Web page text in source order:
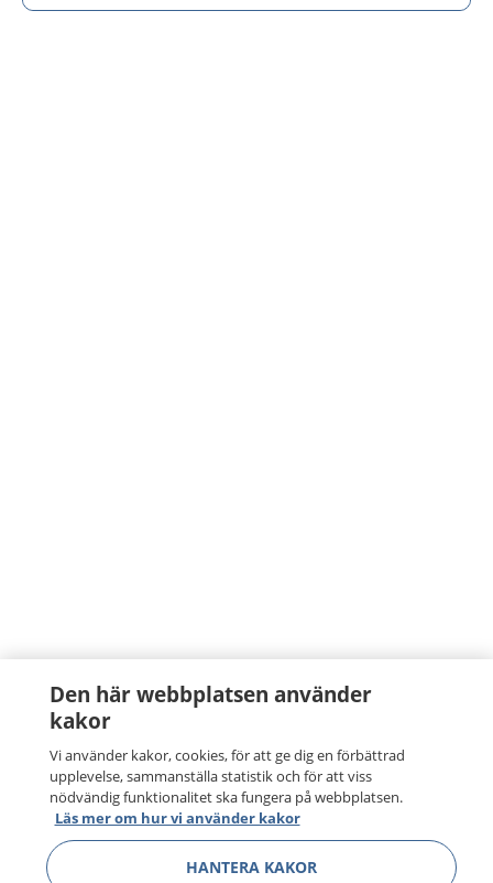
Den här webbplatsen använder
kakor
Vi använder kakor, cookies, för att ge dig en förbättrad
upplevelse, sammanställa statistik och för att viss
nödvändig funktionalitet ska fungera på webbplatsen.
Läs mer om hur vi använder kakor
HANTERA KAKOR